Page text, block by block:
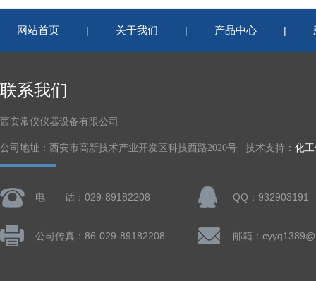
网站首页 | 关于我们 | 产品中心 |
联系我们
西安常仪仪器设备有限公司
公司地址：西安市高新技术产业开发区科技西路2020号 技术支持： 化
电 话：029-89182208 QQ：932903191
公司传真：86-029-89182208 邮箱：